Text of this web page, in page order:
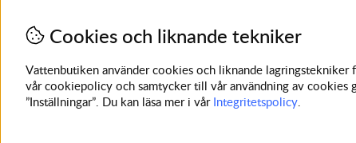
Lördagar
Cookies och liknande tekniker
Vattenbutiken använder cookies och liknande lagringstekniker
vår cookiepolicy och samtycker till vår användning av cookies
”Inställningar”. Du kan läsa mer i vår Integritetspolicy.